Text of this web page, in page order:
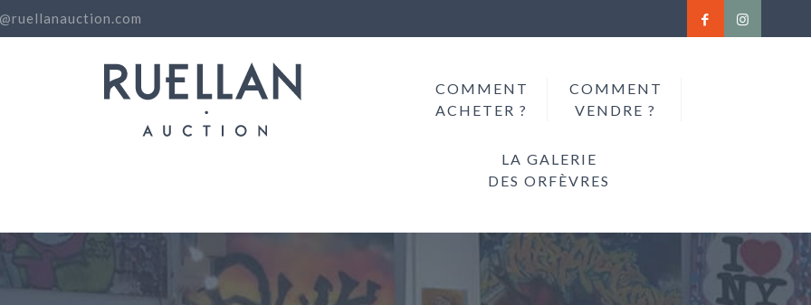
COMMENT
ACHETER ?
COMMENT
VENDRE ?
LA GALERIE
DES ORFÈVRES